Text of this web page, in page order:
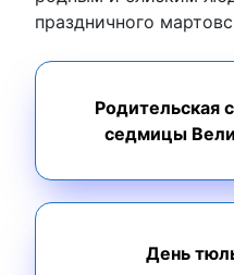
праздничного
Родительская
седмицы
День